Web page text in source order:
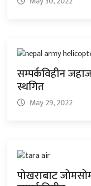
सम्पर्कविहीन
स्थगित
May 29, 2022
पोखराबाट